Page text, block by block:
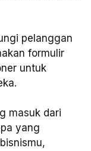
pelanggan
formulir
untuk
masuk dari
yang